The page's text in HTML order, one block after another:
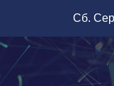
вмісту
Сб.